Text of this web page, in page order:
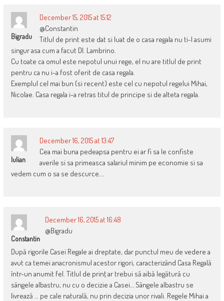
Bigradu
December 15, 2015 at 15:12
@Constantin
Titlul de print este dat si luat de o casa regala nu ti-l asumi
singur asa cum a facut Dl. Lambrino.
Cu toate ca omul este nepotul unui rege, el nu are titlul de print
pentru ca nu i-a fost oferit de casa regala.
Exemplul cel mai bun (si recent) este cel cu nepotul regelui Mihai,
Nicolae. Casa regala i-a retras titul de principe si de alteta regala.
Iulian
December 16, 2015 at 13:47
Cea mai buna pedeapsa pentru ei ar fi sa le confiste
averile si sa primeasca salariul minim pe economie si sa
vedem cum o sa se descurce….
Constantin
December 16, 2015 at 16:48
@Bigradu
După rigorile Casei Regale ai dreptate, dar punctul meu de vedere a
avut ca temei anacronismul acestor rigori, caracterizând Casa Regală
într-un anumit fel. Titlul de prinţ ar trebui să aibă legătură cu
sângele albastru, nu cu o decizie a Casei… Sângele albastru se
livrează … pe cale naturală, nu prin decizia unor rivali. Regele Mihai a